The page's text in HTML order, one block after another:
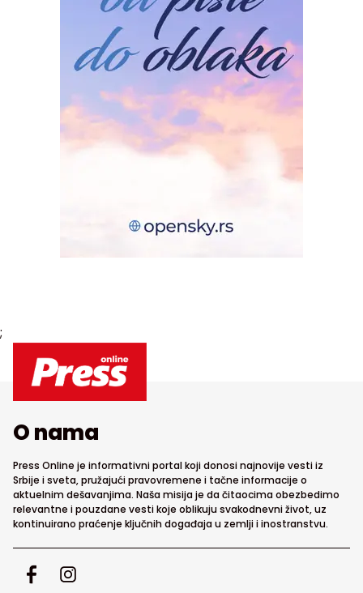
;
O nama
Press Online je informativni portal koji donosi najnovije vesti iz
Srbije i sveta, pružajući pravovremene i tačne informacije o
aktuelnim dešavanjima. Naša misija je da čitaocima obezbedimo
relevantne i pouzdane vesti koje oblikuju svakodnevni život, uz
kontinuirano praćenje ključnih događaja u zemlji i inostranstvu.